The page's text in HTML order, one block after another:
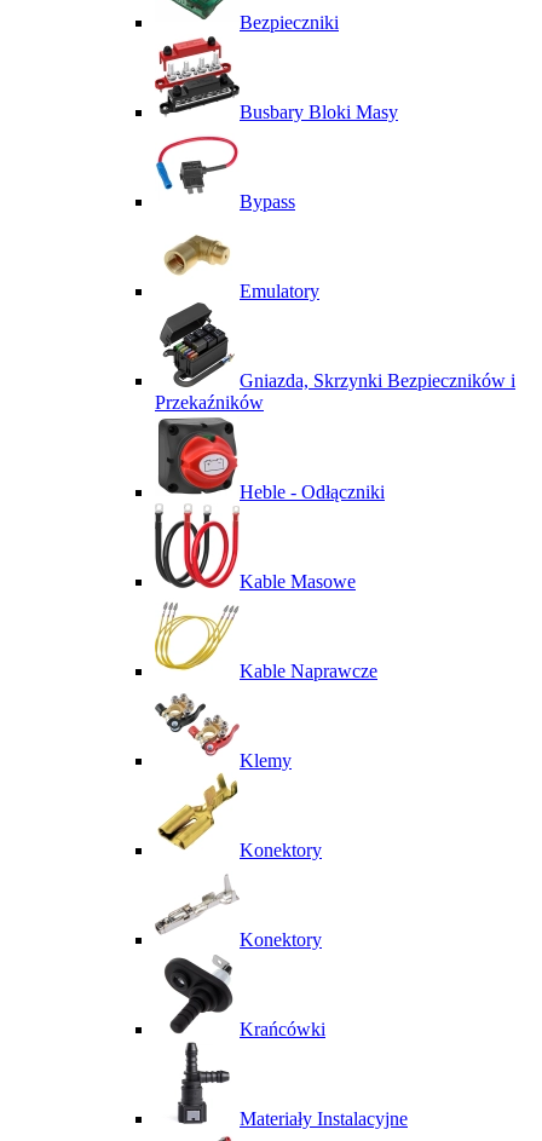
Bezpieczniki
Busbary Bloki Masy
Bypass
Emulatory
Gniazda, Skrzynki Bezpieczników i
Przekaźników
Heble - Odłączniki
Kable Masowe
Kable Naprawcze
Klemy
Konektory
Konektory
Krańcówki
Materiały Instalacyjne